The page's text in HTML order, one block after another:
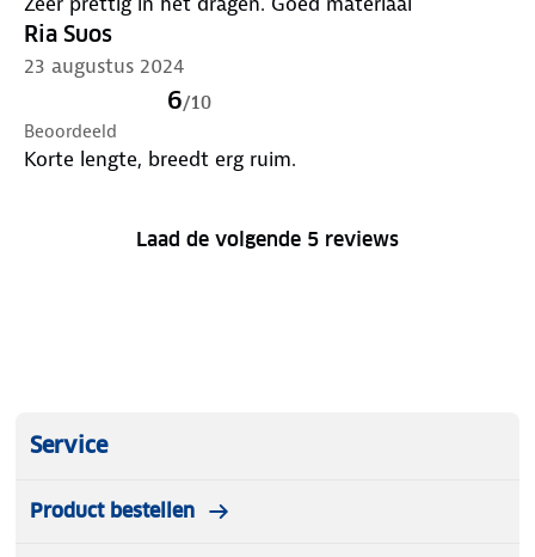
Ria Suos
23 augustus 2024
6/10
Beoordeeld
Korte lengte, breedt erg ruim.
Laad de volgende 5 reviews
Service
Product bestellen